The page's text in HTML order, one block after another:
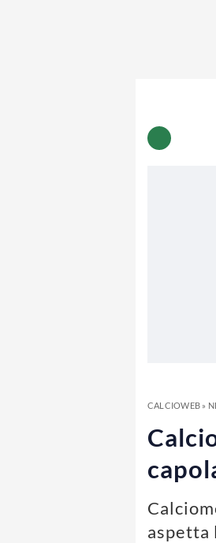
CALCIOWEB»
aspetta